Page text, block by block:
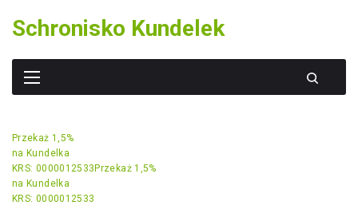
content
Schronisko Kundelek
Przekaż 1,5%
na Kundelka
KRS: 0000012533 Przekaż 1,5%
na Kundelka
KRS: 0000012533